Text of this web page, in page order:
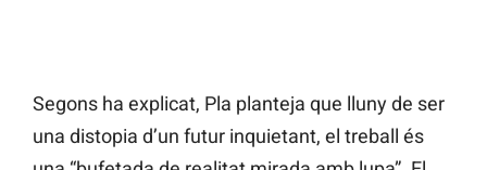
Segons ha explicat, Pla planteja que lluny de ser
una distopia d’un futur inquietant, el treball és